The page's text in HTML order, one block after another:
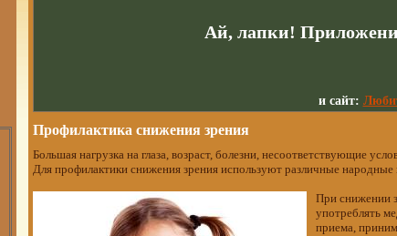
Ай, лапки!
и сайт:
Профилактика снижения зрения
Большая нагрузка на глаза, возраст, болезни, несоответствующие
Для профилактики снижения зрения используют различные
При снижении
употреблять
приема,